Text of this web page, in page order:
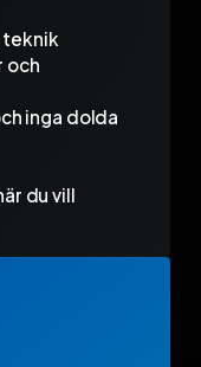
teknik
och
inga dolda
du vill